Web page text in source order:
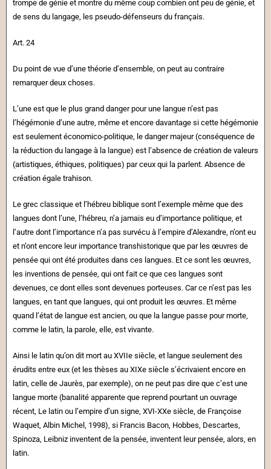
trompe de génie et montre du même coup combien ont peu de génie, et
de sens du langage, les pseudo-défenseurs du français.
Art. 24
Du point de vue d’une théorie d’ensemble, on peut au contraire
remarquer deux choses.
L’une est que le plus grand danger pour une langue n’est pas
l’hégémonie d’une autre, même et encore davantage si cette hégémonie
est seulement économico-politique, le danger majeur (conséquence de
la réduction du langage à la langue) est l’absence de création de valeurs
(artistiques, éthiques, politiques) par ceux qui la parlent. Absence de
création égale trahison.
Le grec classique et l’hébreu biblique sont l’exemple même que des
langues dont l’une, l’hébreu, n’a jamais eu d’importance politique, et
l’autre dont l’importance n’a pas survécu à l’empire d’Alexandre, n’ont eu
et n’ont encore leur importance transhistorique que par les œuvres de
pensée qui ont été produites dans ces langues. Et ce sont les œuvres,
les inventions de pensée, qui ont fait ce que ces langues sont
devenues, ce dont elles sont devenues porteuses. Car ce n’est pas les
langues, en tant que langues, qui ont produit les œuvres. Et même
quand l’état de langue est ancien, ou que la langue passe pour morte,
comme le latin, la parole, elle, est vivante.
Ainsi le latin qu’on dit mort au XVIIe siècle, et langue seulement des
érudits entre eux (et les thèses au XIXe siècle s’écrivaient encore en
latin, celle de Jaurès, par exemple), on ne peut pas dire que c’est une
langue morte (banalité apparente que reprend pourtant un ouvrage
récent, Le latin ou l’empire d’un signe, XVI-XXe siècle, de Françoise
Waquet, Albin Michel, 1998), si Francis Bacon, Hobbes, Descartes,
Spinoza, Leibniz inventent de la pensée, inventent leur pensée, alors, en
latin.